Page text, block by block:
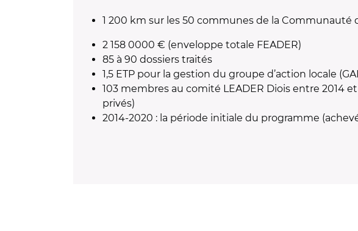
1 200 km sur les 50 communes de la Communauté
2 158 0000 € (enveloppe totale FEADER)
85 à 90 dossiers traités
1,5 ETP pour la gestion du groupe d’action locale
103 membres au comité LEADER Diois entre 2014
privés)
2014-2020 : la période initiale du programme